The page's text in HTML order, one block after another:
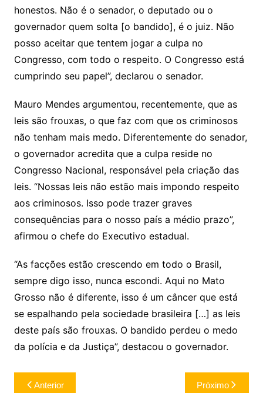
honestos. Não é o senador, o deputado ou o
governador quem solta [o bandido], é o juiz. Não
posso aceitar que tentem jogar a culpa no
Congresso, com todo o respeito. O Congresso está
cumprindo seu papel”, declarou o senador.
Mauro Mendes argumentou, recentemente, que as
leis são frouxas, o que faz com que os criminosos
não tenham mais medo. Diferentemente do senador,
o governador acredita que a culpa reside no
Congresso Nacional, responsável pela criação das
leis. “Nossas leis não estão mais impondo respeito
aos criminosos. Isso pode trazer graves
consequências para o nosso país a médio prazo”,
afirmou o chefe do Executivo estadual.
“As facções estão crescendo em todo o Brasil,
sempre digo isso, nunca escondi. Aqui no Mato
Grosso não é diferente, isso é um câncer que está
se espalhando pela sociedade brasileira […] as leis
deste país são frouxas. O bandido perdeu o medo
da polícia e da Justiça”, destacou o governador.
Navegação
Anterior Próximo